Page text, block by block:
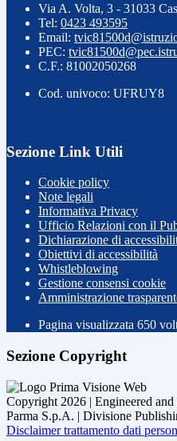
Via A. Volta, 3 - 31033
Tel: 0423 493595
Email:
PEC:
C.F.: 81002050268
Cod. univoco: UFRUY8
Sezione Link Utili
Cookie policy
Note legali
Informativa Privacy
Ufficio Relazioni con il
Dichiarazione di
Obiettivi di accessibilità
Whistleblowing
Gestione consensi cookie
Amministrazione
Pagina visualizzata 650
Sezione Copyright
Copyright 2026 | Engineered
Parma S.p.A. | Divisione
Disclaimer trattamento dati